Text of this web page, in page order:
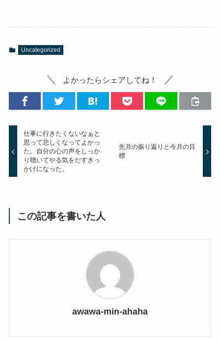
Uncategorized
よかったらシェアしてね！
仕事に行きたくないなぁと
思って悲しくなってよかっ
た。自分の心の声をしっか
り聴いてやる気をだすきっ
かけになった。
先月の振り返りと今月の目
標
この記事を書いた人
awawa-min-ahaha